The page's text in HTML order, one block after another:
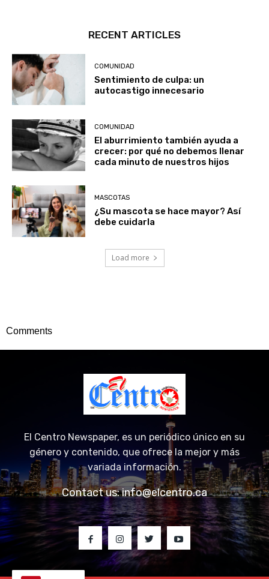
RECENT ARTICLES
COMUNIDAD
Sentimiento de culpa: un
autocastigo innecesario
COMUNIDAD
El aburrimiento también ayuda a
crecer: por qué no debemos llenar
cada minuto de nuestros hijos
MASCOTAS
¿Su mascota se hace mayor? Así
debe cuidarla
Load more
Comments
El Centro Newspaper, es un periódico único en su
género y contenido, que ofrece la mejor y más
variada información.
Contact us:info@elcentro.ca